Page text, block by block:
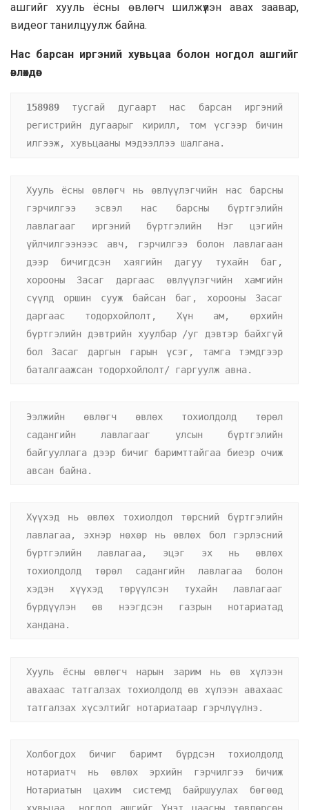
ашгийг хууль ёсны өвлөгч шилжүүлэн авах заавар,
видеог танилцуулж байна.
Нас барсан иргэний хувьцаа болон ногдол ашгийг
өвлөхдөө:
158989 тусгай дугаарт нас барсан иргэний
регистрийн дугаарыг кирилл, том үсгээр бичин
илгээж, хувьцааны мэдээллээ шалгана.
Хууль ёсны өвлөгч нь өвлүүлэгчийн нас барсны
гэрчилгээ эсвэл нас барсны бүртгэлийн
лавлагааг иргэний бүртгэлийн Нэг цэгийн
үйлчилгээнээс авч, гэрчилгээ болон лавлагаан
дээр бичигдсэн хаягийн дагуу тухайн баг,
хорооны Засаг даргаас өвлүүлэгчийн хамгийн
сүүлд оршин сууж байсан баг, хорооны Засаг
даргаас тодорхойлолт, Хүн ам, өрхийн
бүртгэлийн дэвтрийн хуулбар /уг дэвтэр байхгүй
бол Засаг даргын гарын үсэг, тамга тэмдгээр
баталгаажсан тодорхойлолт/ гаргуулж авна.
Ээлжийн өвлөгч өвлөх тохиолдолд төрөл
садангийн лавлагааг улсын бүртгэлийн
байгууллага дээр бичиг баримттайгаа биеэр очиж
авсан байна.
Хүүхэд нь өвлөх тохиолдол төрсний бүртгэлийн
лавлагаа, эхнэр нөхөр нь өвлөх бол гэрлэсний
бүртгэлийн лавлагаа, эцэг эх нь өвлөх
тохиолдолд төрөл садангийн лавлагаа болон
хэдэн хүүхэд төрүүлсэн тухайн лавлагааг
бүрдүүлэн өв нээгдсэн газрын нотариатад
хандана.
Хууль ёсны өвлөгч нарын зарим нь өв хүлээн
авахаас татгалзах тохиолдолд өв хүлээн авахаас
татгалзах хүсэлтийг нотариатаар гэрчлүүлнэ.
Холбогдох бичиг баримт бүрдсэн тохиолдолд
нотариатч нь өвлөх эрхийн гэрчилгээ бичиж
Нотариатын цахим системд байршуулах бөгөөд